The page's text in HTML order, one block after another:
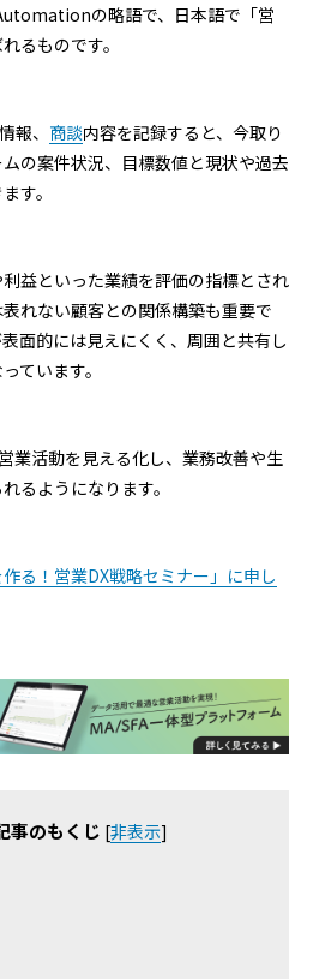
の略語で、日本語で「営
るものです。
報、 商談内容を記録すると、今取り
の案件状況、目標数値と現状や過去
す。
益といった業績を評価の指標とされ
れない顧客との関係構築も重要で
面的には見えにくく、周囲と共有し
ています。
業活動を見える化し、業務改善や生
るようになります。
作る！営業DX戦略セミナー」に申し
事のもくじ [非表示]